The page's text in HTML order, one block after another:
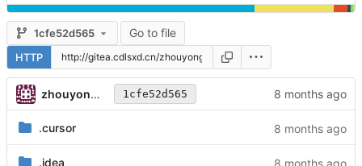
1cfe52d565 Go to file
HTTP
zhouyonggao 1cfe52d565
.cursor
.idea